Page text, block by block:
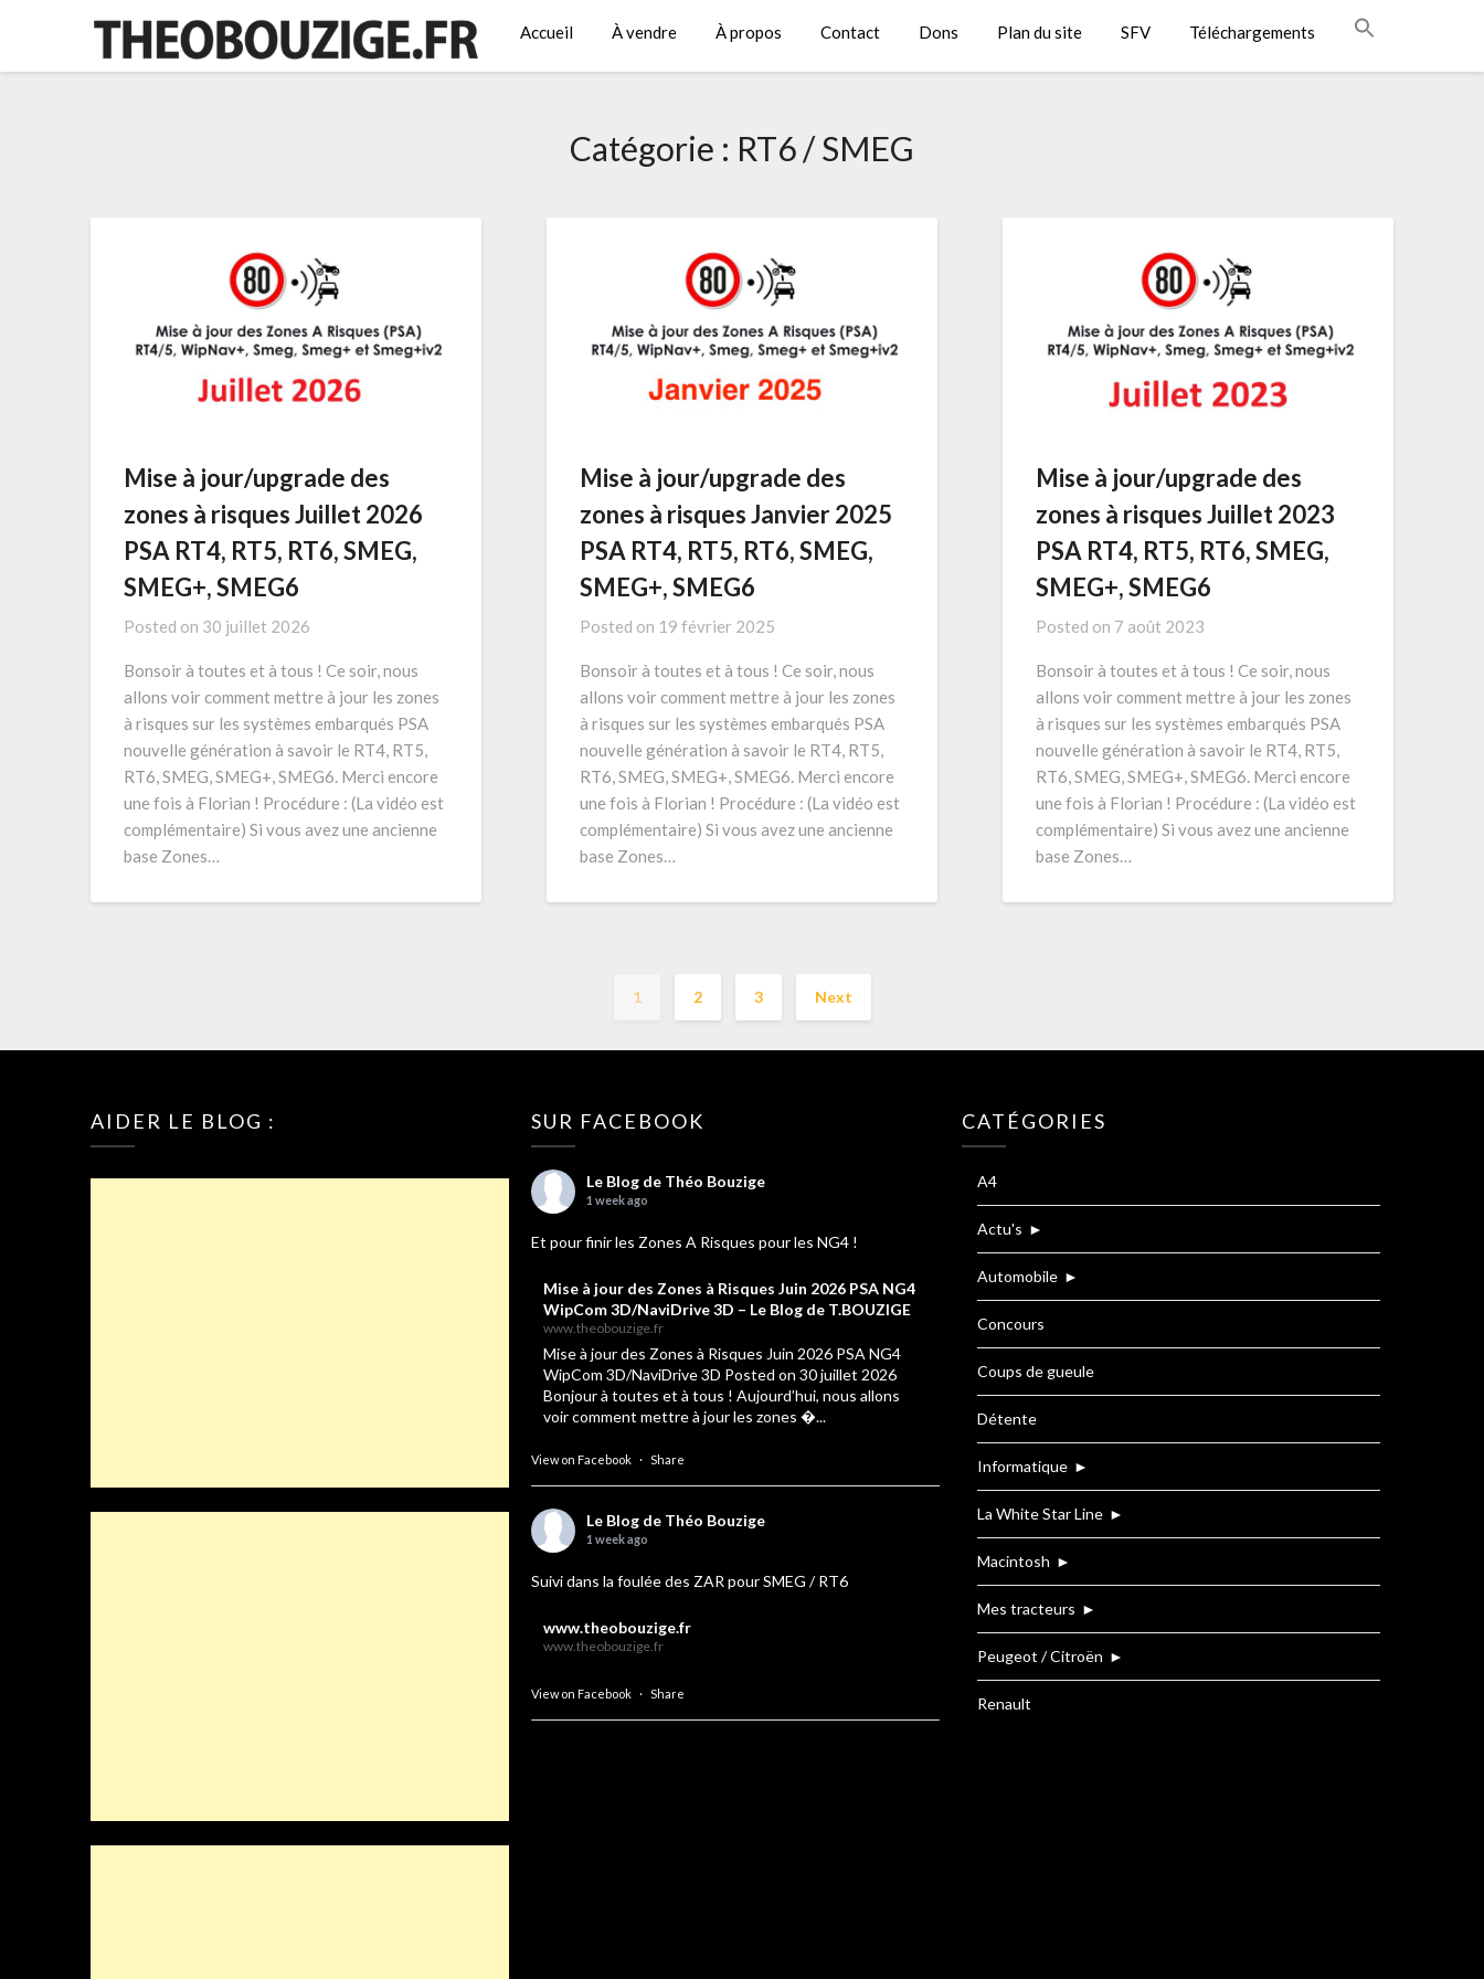
content
Accueil À vendre À propos Contact Dons Plan du site SFV Téléchargements
Catégorie : RT6 / SMEG
Mise à jour/upgrade des
zones à risques Juillet 2026
PSA RT4, RT5, RT6, SMEG,
SMEG+, SMEG6
Posted on 30 juillet 2026
Bonsoir à toutes et à tous ! Ce soir, nous
allons voir comment mettre à jour les zones
à risques sur les systèmes embarqués PSA
nouvelle génération à savoir le RT4, RT5,
RT6, SMEG, SMEG+, SMEG6. Merci encore
une fois à Florian ! Procédure : (La vidéo est
complémentaire) Si vous avez une ancienne
base Zones…
Mise à jour/upgrade des
zones à risques Janvier 2025
PSA RT4, RT5, RT6, SMEG,
SMEG+, SMEG6
Posted on 19 février 2025
Bonsoir à toutes et à tous ! Ce soir, nous
allons voir comment mettre à jour les zones
à risques sur les systèmes embarqués PSA
nouvelle génération à savoir le RT4, RT5,
RT6, SMEG, SMEG+, SMEG6. Merci encore
une fois à Florian ! Procédure : (La vidéo est
complémentaire) Si vous avez une ancienne
base Zones…
Mise à jour/upgrade des
zones à risques Juillet 2023
PSA RT4, RT5, RT6, SMEG,
SMEG+, SMEG6
Posted on 7 août 2023
Bonsoir à toutes et à tous ! Ce soir, nous
allons voir comment mettre à jour les zones
à risques sur les systèmes embarqués PSA
nouvelle génération à savoir le RT4, RT5,
RT6, SMEG, SMEG+, SMEG6. Merci encore
une fois à Florian ! Procédure : (La vidéo est
complémentaire) Si vous avez une ancienne
base Zones…
1 2 3 Next
AIDER LE BLOG : SUR FACEBOOK
Le Blog de Théo Bouzige
1 week ago
Et pour finir les Zones A Risques pour les NG4 !
Mise à jour des Zones à Risques Juin 2026 PSA NG4
WipCom 3D/NaviDrive 3D – Le Blog de T.BOUZIGE
www.theobouzige.fr
Mise à jour des Zones à Risques Juin 2026 PSA NG4
WipCom 3D/NaviDrive 3D Posted on 30 juillet 2026
Bonjour à toutes et à tous ! Aujourd’hui, nous allons
voir comment mettre à jour les zones �...
View on Facebook · Share
Le Blog de Théo Bouzige
1 week ago
Suivi dans la foulée des ZAR pour SMEG / RT6
www.theobouzige.fr
www.theobouzige.fr
View on Facebook · Share
CATÉGORIES
A4
Actu's ►
Automobile ►
Concours
Coups de gueule
Détente
Informatique ►
La White Star Line ►
Macintosh ►
Mes tracteurs ►
Peugeot / Citroën ►
Renault